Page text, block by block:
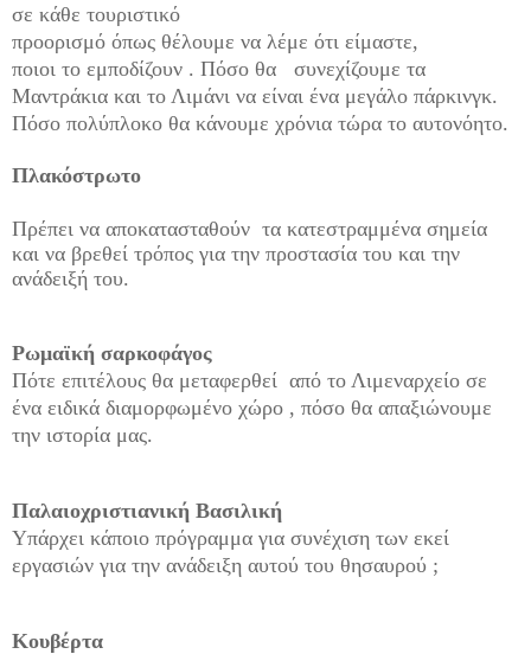
σε κάθε τουριστικό
προορισμό όπως θέλουμε να λέμε ότι είμαστε,
ποιοι το εμποδίζουν . Πόσο θα συνεχίζουμε τα
Μαντράκια και το Λιμάνι να είναι ένα μεγάλο πάρκινγκ.
Πόσο πολύπλοκο θα κάνουμε χρόνια τώρα το αυτονόητο.
Πλακόστρωτο
Πρέπει να αποκατασταθούν τα κατεστραμμένα σημεία
και να βρεθεί τρόπος για την προστασία του και την
ανάδειξή του.
Ρωμαϊκή σαρκοφάγος
Πότε επιτέλους θα μεταφερθεί από το Λιμεναρχείο σε
ένα ειδικά διαμορφωμένο χώρο , πόσο θα απαξιώνουμε
την ιστορία μας.
Παλαιοχριστιανική Βασιλική
Υπάρχει κάποιο πρόγραμμα για συνέχιση των εκεί
εργασιών για την ανάδειξη αυτού του θησαυρού ;
Κουβέρτα